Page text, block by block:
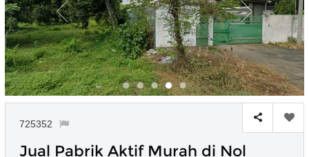
725352
Jual Pabrik Aktif Murah di Nol
Simpan